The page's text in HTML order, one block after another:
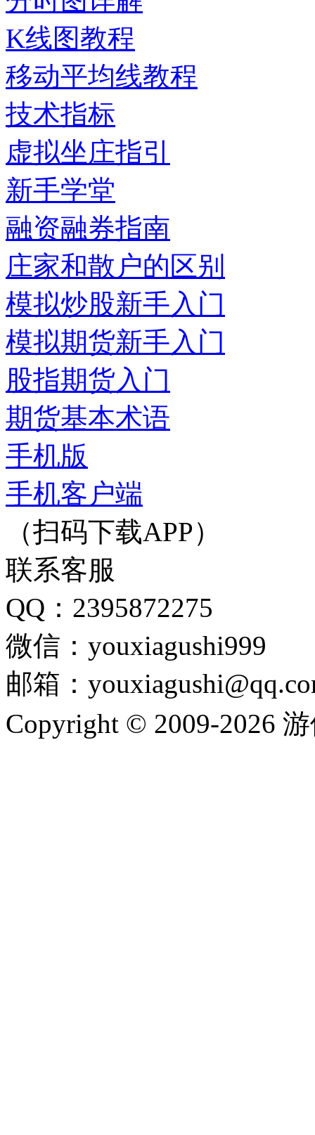
K线图教程
移动平均线教程
技术指标
虚拟坐庄指引
新手学堂
融资融券指南
庄家和散户的区别
模拟炒股新手入门
模拟期货新手入门
股指期货入门
期货基本术语
手机版
手机客户端
（扫码下载APP）
联系客服
QQ：2395872275
微信：youxiagushi999
邮箱：
Copyright © 2009-2026